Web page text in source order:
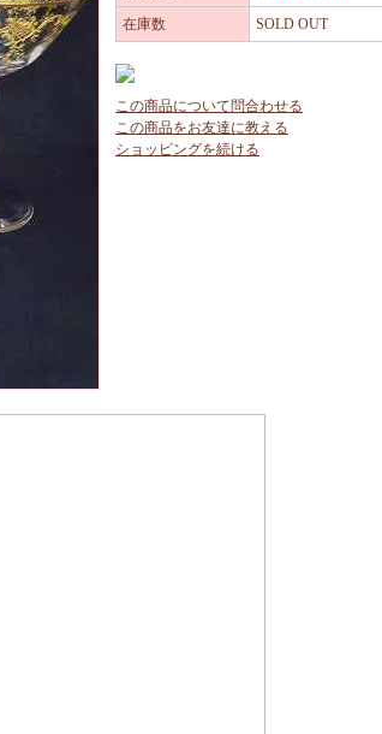
在庫数 SOLD OUT
この商品について問合わせる
この商品をお友達に教える
ショッピングを続ける